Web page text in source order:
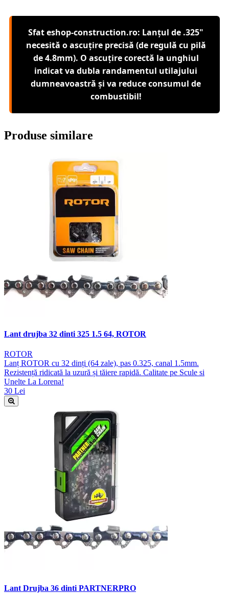
Sfat eshop-construction.ro: Lanțul de .325"
necesită o ascuțire precisă (de regulă cu pilă
de 4.8mm). O ascuțire corectă la unghiul
indicat va dubla randamentul utilajului
dumneavoastră și va reduce consumul de
combustibil!
Produse similare
Lant drujba 32 dinti 325 1.5 64, ROTOR
ROTOR
Lanț ROTOR cu 32 dinți (64 zale), pas 0.325, canal 1.5mm.
Rezistență ridicată la uzură și tăiere rapidă. Calitate pe Scule si
Unelte La Lorena!
30 Lei
Lant Drujba 36 dinti PARTNERPRO